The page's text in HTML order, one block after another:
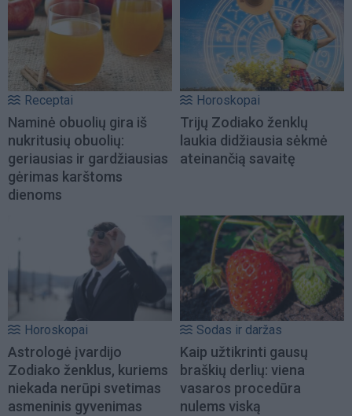
Receptai
Naminė obuolių gira iš
nukritusių obuolių:
geriausias ir gardžiausias
gėrimas karštoms
dienoms
Horoskopai
Trijų Zodiako ženklų
laukia didžiausia sėkmė
ateinančią savaitę
Horoskopai
Astrologė įvardijo
Zodiako ženklus, kuriems
niekada nerūpi svetimas
asmeninis gyvenimas
Sodas ir daržas
Kaip užtikrinti gausų
braškių derlių: viena
vasaros procedūra
nulems viską